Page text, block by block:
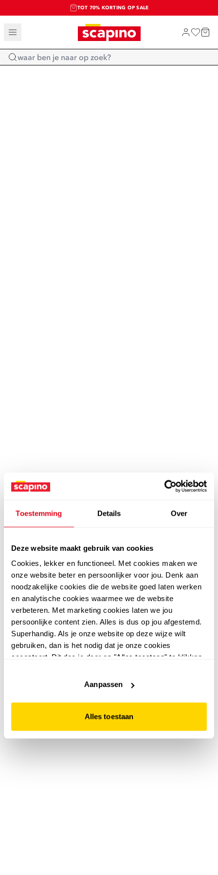
Toestemming Details Over
Deze website maakt gebruik van cookies
Cookies, lekker en functioneel. Met cookies maken we
onze website beter en persoonlijker voor jou. Denk aan
noodzakelijke cookies die de website goed laten werken
en analytische cookies waarmee we de website
verbeteren. Met marketing cookies laten we jou
persoonlijke content zien. Alles is dus op jou afgestemd.
Superhandig. Als je onze website op deze wijze wilt
gebruiken, dan is het nodig dat je onze cookies
accepteert. Dit doe je door op "Alles toestaan" te klikken.
website niet optimaal functioneert.
Aanpassen
Alles toestaan
TOT 70% KORTING OP SALE
SALE: LAATSTE KANS!
SHOP NIEUW
Home